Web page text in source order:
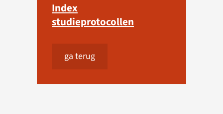
Index
studieprotocollen
ga terug